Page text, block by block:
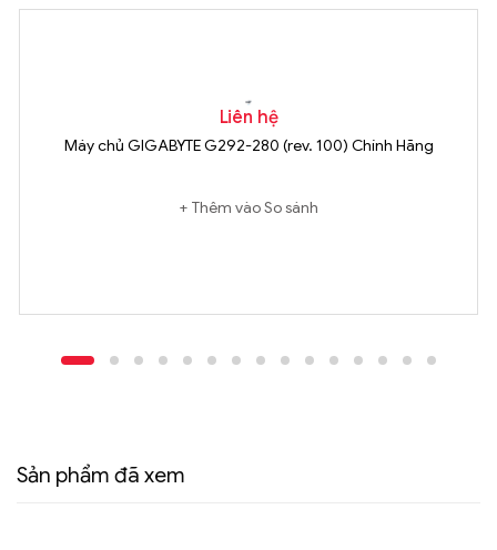
Liên hệ
Máy chủ GIGABYTE G292-280 (rev. 100) Chính Hãng
Thêm vào So sánh
Sản phẩm đã xem